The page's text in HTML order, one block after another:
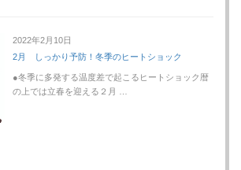
2022年2月10日
2月 しっかり予防！冬季のヒートショック
●冬季に多発する温度差で起こるヒートショック暦
の上では立春を迎える２月 …